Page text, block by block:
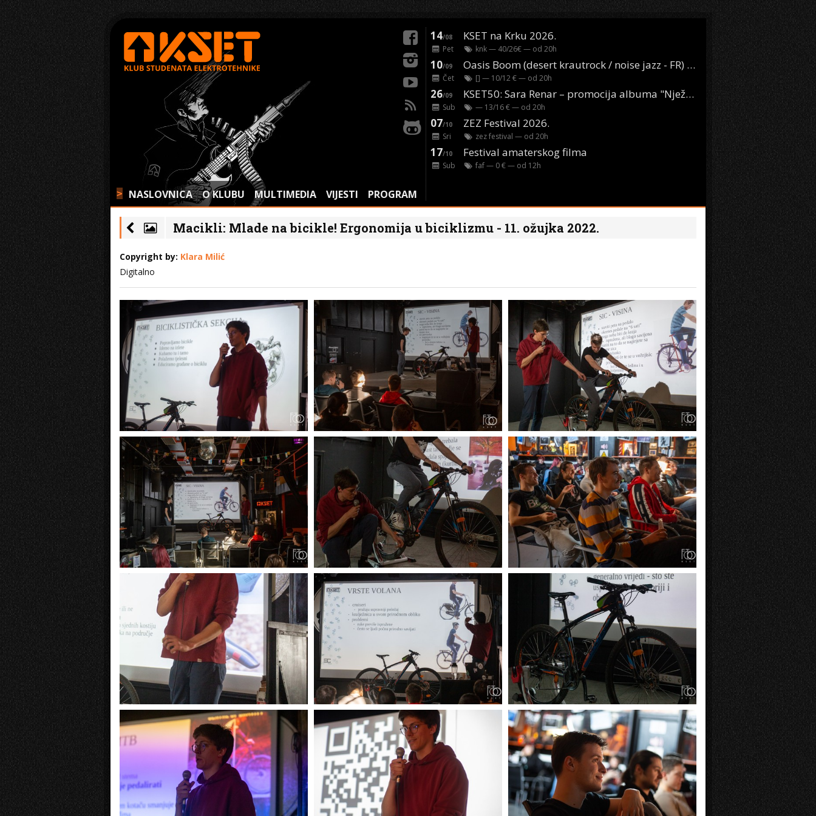
> NASLOVNICA O KLUBU MULTIMEDIA VIJESTI PROGRAM
14/08 KSET na Krku 2026.
Pet knk— 40/26€ — od 20h
10/09 Oasis Boom (desert krautrock / noise jazz - FR) @ KONTEJNER
Čet [] — 10/12 € — od 20h
26/09 KSET50: Sara Renar – promocija albuma "Nježne riječi" @ Močvara
Sub — 13/16 € — od 20h
07/10 ZEZ Festival 2026.
Sri zez festival — od 20h
17/10 Festival amaterskog filma
Sub faf— 0 € — od 12h
Macikli: Mlade na bicikle! Ergonomija u biciklizmu - 11. ožujka 2022.
Copyright by: Klara Milić
Digitalno